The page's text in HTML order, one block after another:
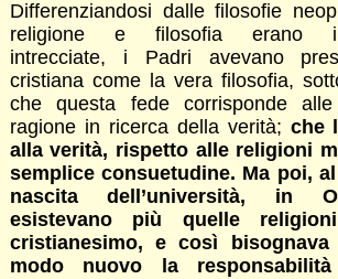
Differenziandosi dalle filosofie
religione e filosofia erano
intrecciate, i Padri avevano
cristiana come la vera filosofia,
che questa fede corrisponde
ragione in ricerca della verità; che
alla verità, rispetto alle religioni
semplice consuetudine. Ma poi,
nascita dell’università, in
esistevano più quelle
cristianesimo, e così
modo nuovo la